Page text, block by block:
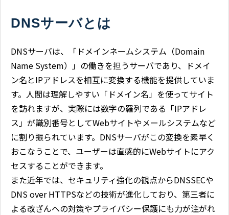
DNSサーバとは
DNSサーバは、「ドメインネームシステム（Domain
Name System）」の働きを担うサーバであり、ドメイ
ン名とIPアドレスを相互に変換する機能を提供していま
す。人間は理解しやすい「ドメイン名」を使ってサイト
を訪れますが、実際には数字の羅列である「IPアドレ
ス」が識別番号としてWebサイトやメールシステムなど
に割り振られています。DNSサーバがこの変換を素早く
おこなうことで、ユーザーは直感的にWebサイトにアク
セスすることができます。
また近年では、セキュリティ強化の観点からDNSSECや
DNS over HTTPSなどの技術が進化しており、第三者に
よる改ざんへの対策やプライバシー保護にも力が注がれ